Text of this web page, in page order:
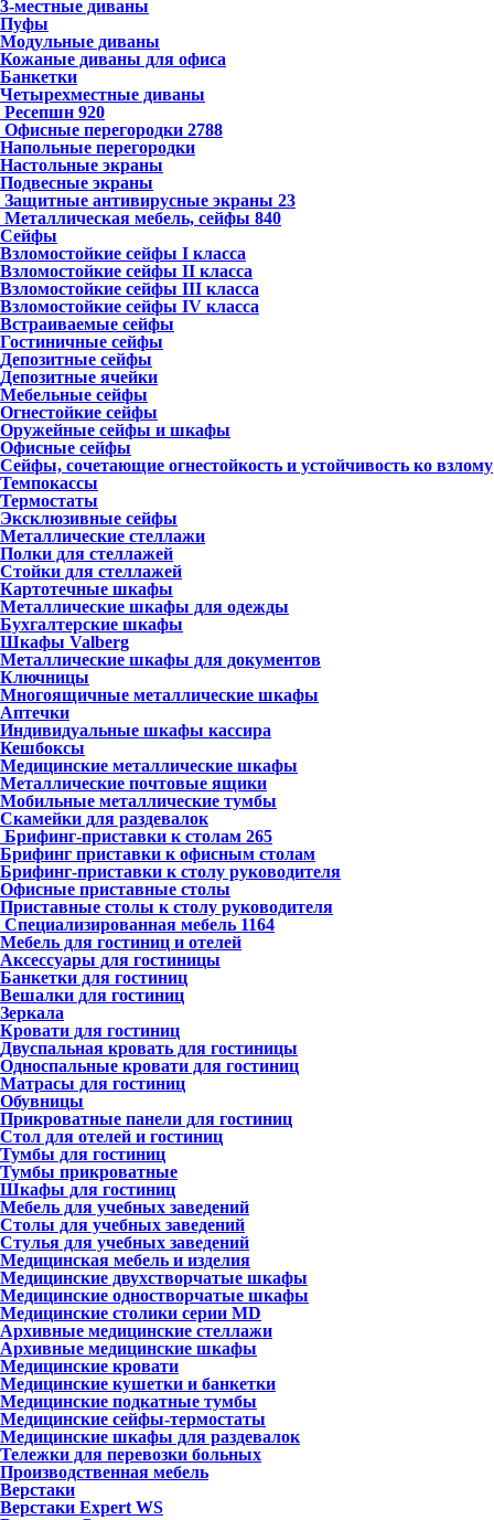
3-местные диваны
Пуфы
Модульные диваны
Кожаные диваны для офиса
Банкетки
Четырехместные диваны
Ресепшн 920
Офисные перегородки 2788
Напольные перегородки
Настольные экраны
Подвесные экраны
Защитные антивирусные экраны 23
Металлическая мебель, сейфы 840
Сейфы
Взломостойкие сейфы I класса
Взломостойкие сейфы II класса
Взломостойкие сейфы III класса
Взломостойкие сейфы IV класса
Встраиваемые сейфы
Гостиничные сейфы
Депозитные сейфы
Депозитные ячейки
Мебельные сейфы
Огнестойкие сейфы
Оружейные сейфы и шкафы
Офисные сейфы
Сейфы, сочетающие огнестойкость и устойчивость ко взлому
Темпокассы
Термостаты
Эксклюзивные сейфы
Металлические стеллажи
Полки для стеллажей
Стойки для стеллажей
Картотечные шкафы
Металлические шкафы для одежды
Бухгалтерские шкафы
Шкафы Valberg
Металлические шкафы для документов
Ключницы
Многоящичные металлические шкафы
Аптечки
Индивидуальные шкафы кассира
Кешбоксы
Медицинские металлические шкафы
Металлические почтовые ящики
Мобильные металлические тумбы
Скамейки для раздевалок
Брифинг-приставки к столам 265
Брифинг приставки к офисным столам
Брифинг-приставки к столу руководителя
Офисные приставные столы
Приставные столы к столу руководителя
Специализированная мебель 1164
Мебель для гостиниц и отелей
Аксессуары для гостиницы
Банкетки для гостиниц
Вешалки для гостиниц
Зеркала
Кровати для гостиниц
Двуспальная кровать для гостиницы
Односпальные кровати для гостиниц
Матрасы для гостиниц
Обувницы
Прикроватные панели для гостиниц
Стол для отелей и гостиниц
Тумбы для гостиниц
Тумбы прикроватные
Шкафы для гостиниц
Мебель для учебных заведений
Столы для учебных заведений
Стулья для учебных заведений
Медицинская мебель и изделия
Медицинские двухстворчатые шкафы
Медицинские одностворчатые шкафы
Медицинские столики серии MD
Архивные медицинские стеллажи
Архивные медицинские шкафы
Медицинские кровати
Медицинские кушетки и банкетки
Медицинские подкатные тумбы
Медицинские сейфы-термостаты
Медицинские шкафы для раздевалок
Тележки для перевозки больных
Производственная мебель
Верстаки
Верстаки Expert WS